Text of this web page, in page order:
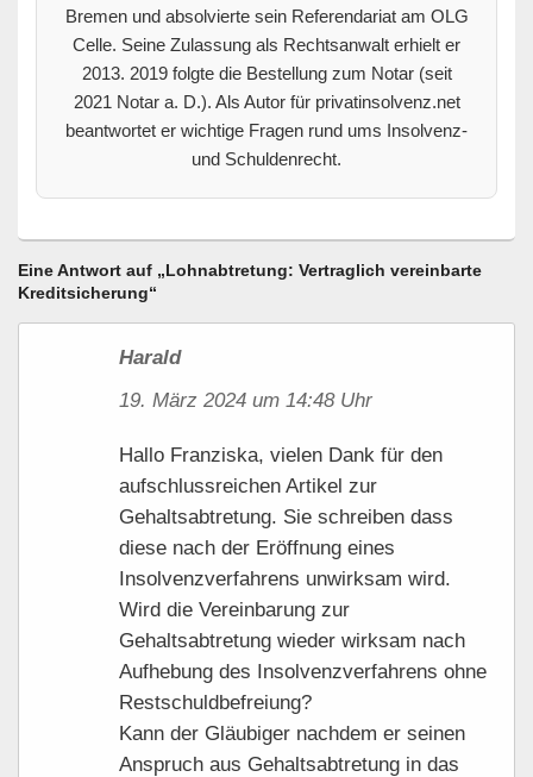
Bremen und absolvierte sein Referendariat am OLG
Celle. Seine Zulassung als Rechtsanwalt erhielt er
2013. 2019 folgte die Bestellung zum Notar (seit
2021 Notar a. D.). Als Autor für privatinsolvenz.net
beantwortet er wichtige Fragen rund ums Insolvenz-
und Schuldenrecht.
Eine Antwort auf „Lohnabtretung: Vertraglich vereinbarte
Kreditsicherung“
Harald
19. März 2024 um 14:48 Uhr
Hallo Franziska, vielen Dank für den
aufschlussreichen Artikel zur
Gehaltsabtretung. Sie schreiben dass
diese nach der Eröffnung eines
Insolvenzverfahrens unwirksam wird.
Wird die Vereinbarung zur
Gehaltsabtretung wieder wirksam nach
Aufhebung des Insolvenzverfahrens ohne
Restschuldbefreiung?
Kann der Gläubiger nachdem er seinen
Anspruch aus Gehaltsabtretung in das